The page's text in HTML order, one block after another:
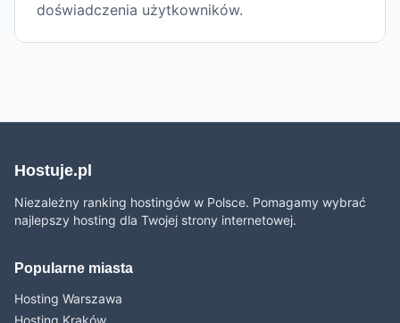
doświadczenia użytkowników.
Hostuje.pl
Niezależny ranking hostingów w Polsce. Pomagamy wybrać
najlepszy hosting dla Twojej strony internetowej.
Popularne miasta
Hosting Warszawa
Hosting Kraków